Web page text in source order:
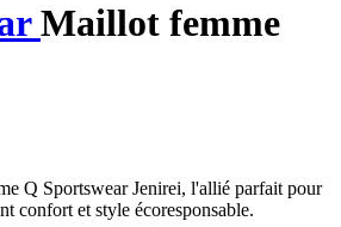
Maillot femme
Q Sportswear Jenirei, l'allié parfait pour
confort et style écoresponsable.